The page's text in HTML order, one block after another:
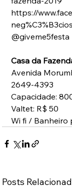
https://
@giveme5festa
Casa da
Avenida
2649-4393
Capacidade:
Valtet: R$ 50
Wi fi / Banheiro
Posts